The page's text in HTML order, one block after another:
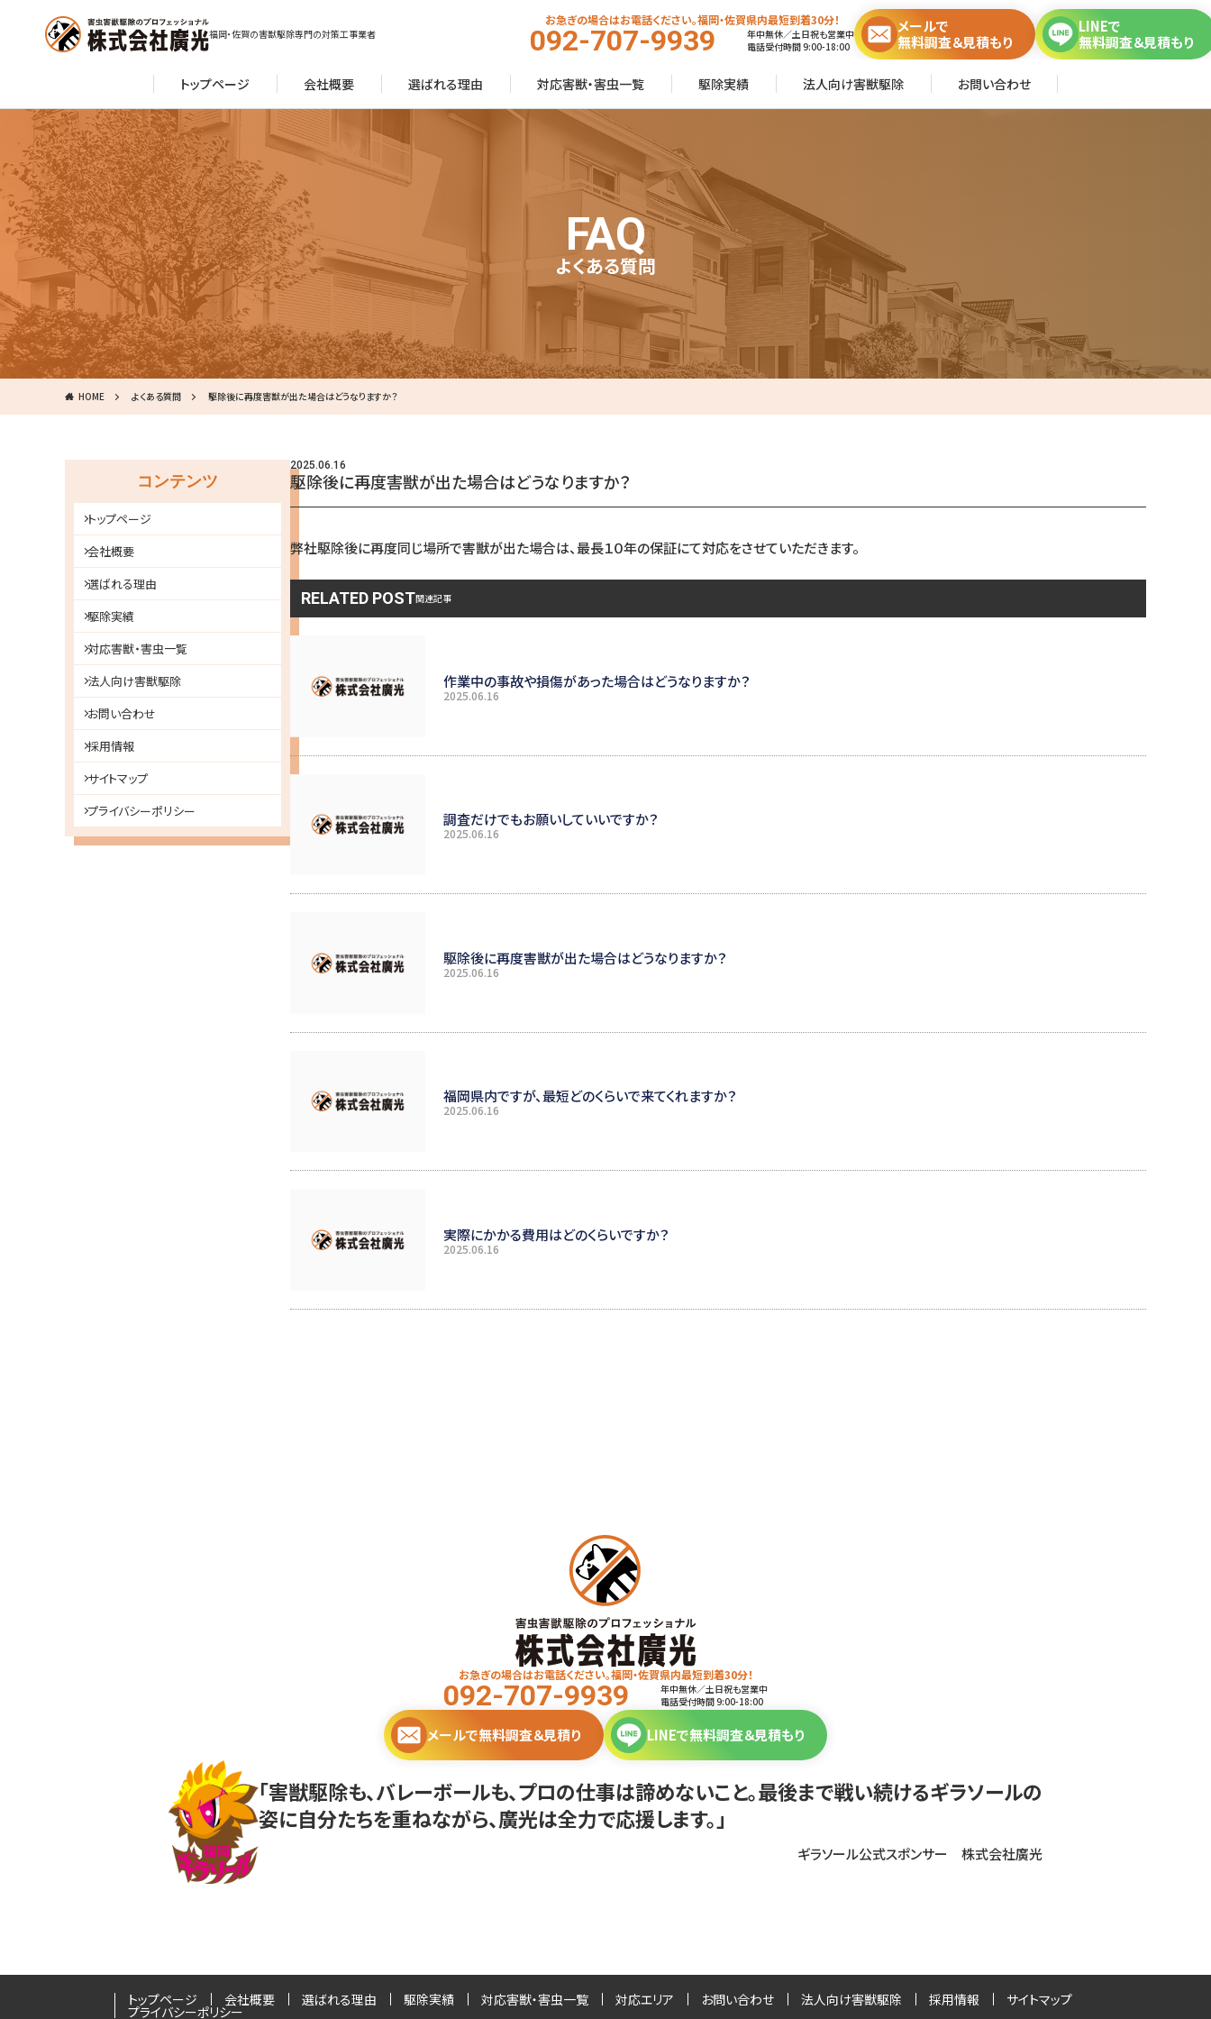
福岡・佐賀の害獣駆除専門の対策工事業者
お急ぎの場合はお電話ください。福岡・佐賀県内最短到着30分！
092-707-9939
年中無休／土日祝も営業中
電話受付時間 9:00-18:00
メールで
無料調査＆見積もり
LINEで
無料調査＆見積もり
トップページ 会社概要 選ばれる理由 対応害獣・害虫一覧 駆除実績 法人向け害獣駆除 お問い合わせ
FAQ
よくある質問
HOME よくある質問 駆除後に再度害獣が出た場合はどうなりますか？
2025.06.16
駆除後に再度害獣が出た場合はどうなりますか？
弊社駆除後に再度同じ場所で害獣が出た場合は、最長１０年の保証にて対応をさせていただきます。
RELATED POST関連記事
作業中の事故や損傷があった場合はどうなりますか？
2025.06.16
調査だけでもお願いしていいですか？
2025.06.16
駆除後に再度害獣が出た場合はどうなりますか？
2025.06.16
福岡県内ですが、最短どのくらいで来てくれますか？
2025.06.16
実際にかかる費用はどのくらいですか？
2025.06.16
コンテンツ
トップページ
会社概要
選ばれる理由
駆除実績
対応害獣・害虫一覧
法人向け害獣駆除
お問い合わせ
採用情報
サイトマップ
プライバシーポリシー
お急ぎの場合はお電話ください。福岡・佐賀県内最短到着30分！
092-707-9939
年中無休／土日祝も営業中
電話受付時間 9:00-18:00
メールで無料調査＆見積り LINEで無料調査＆見積もり
「害獣駆除も、バレーボールも、プロの仕事は諦めないこと。最後まで戦い続けるギラソールの
姿に自分たちを重ねながら、廣光は全力で応援します。」
ギラソール公式スポンサー 株式会社廣光
トップページ 会社概要 選ばれる理由 駆除実績 対応害獣・害虫一覧 対応エリア お問い合わせ 法人向け害獣駆除 採用情報 サイトマップ
プライバシーポリシー